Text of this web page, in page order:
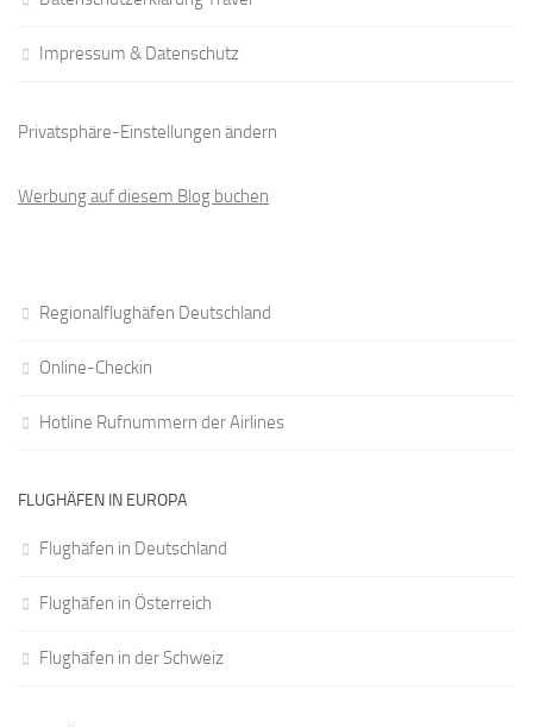
Impressum & Datenschutz
Privatsphäre-Einstellungen ändern
Werbung auf diesem Blog buchen
Regionalflughäfen Deutschland
Online-Checkin
Hotline Rufnummern der Airlines
FLUGHÄFEN IN EUROPA
Flughäfen in Deutschland
Flughäfen in Österreich
Flughäfen in der Schweiz